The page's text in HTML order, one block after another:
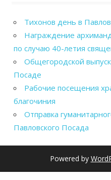
Тихонов день в
Награждение
по случаю 40-летия
Общегородской
Посаде
Рабочие посещения
благочиния
Отправка
Павловского Посада
Powered by